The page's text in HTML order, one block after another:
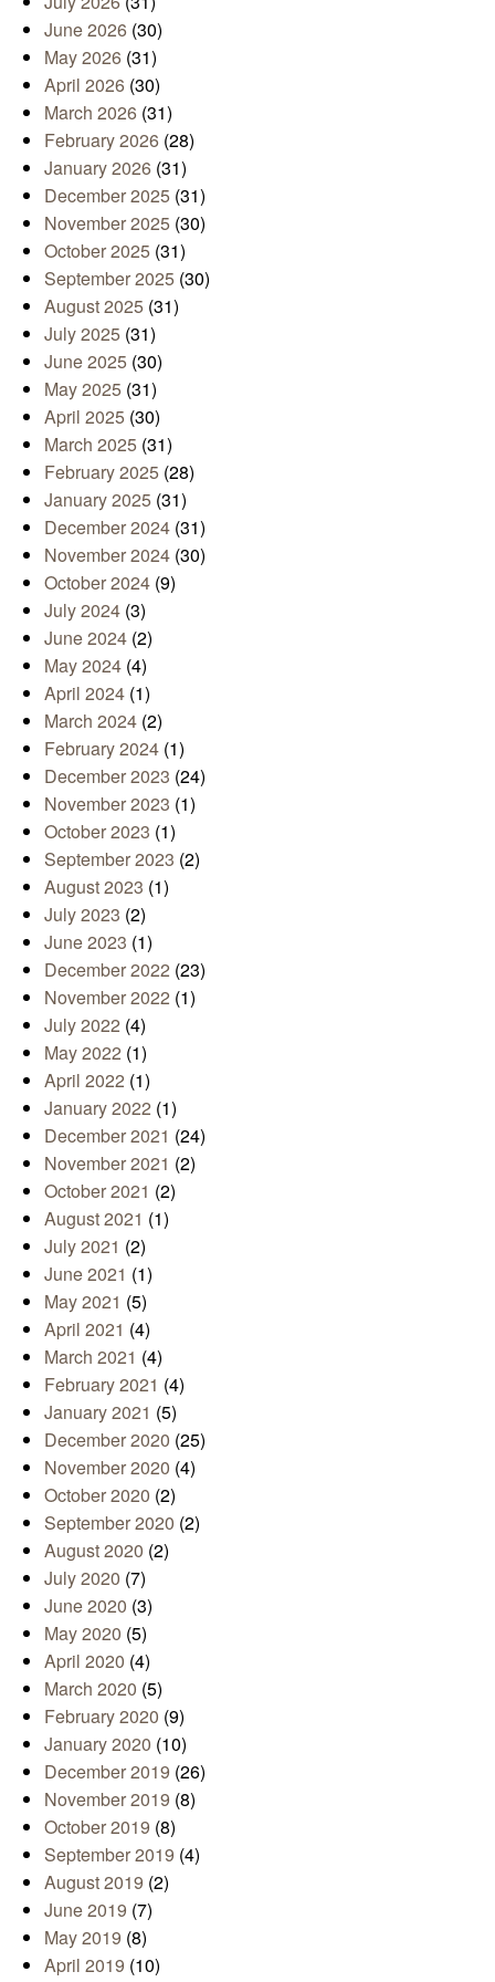
June 2026 (30)
May 2026 (31)
April 2026 (30)
March 2026 (31)
February 2026 (28)
January 2026 (31)
December 2025 (31)
November 2025 (30)
October 2025 (31)
September 2025 (30)
August 2025 (31)
July 2025 (31)
June 2025 (30)
May 2025 (31)
April 2025 (30)
March 2025 (31)
February 2025 (28)
January 2025 (31)
December 2024 (31)
November 2024 (30)
October 2024 (9)
July 2024 (3)
June 2024 (2)
May 2024 (4)
April 2024 (1)
March 2024 (2)
February 2024 (1)
December 2023 (24)
November 2023 (1)
October 2023 (1)
September 2023 (2)
August 2023 (1)
July 2023 (2)
June 2023 (1)
December 2022 (23)
November 2022 (1)
July 2022 (4)
May 2022 (1)
April 2022 (1)
January 2022 (1)
December 2021 (24)
November 2021 (2)
October 2021 (2)
August 2021 (1)
July 2021 (2)
June 2021 (1)
May 2021 (5)
April 2021 (4)
March 2021 (4)
February 2021 (4)
January 2021 (5)
December 2020 (25)
November 2020 (4)
October 2020 (2)
September 2020 (2)
August 2020 (2)
July 2020 (7)
June 2020 (3)
May 2020 (5)
April 2020 (4)
March 2020 (5)
February 2020 (9)
January 2020 (10)
December 2019 (26)
November 2019 (8)
October 2019 (8)
September 2019 (4)
August 2019 (2)
June 2019 (7)
May 2019 (8)
April 2019 (10)